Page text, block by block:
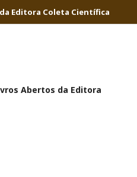
Editora Coleta Científica
Abertos da Editora